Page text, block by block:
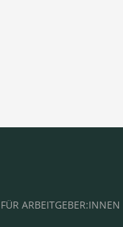
FÜR ARBEITGEBER:INNEN